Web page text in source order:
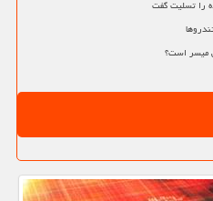
را تسلیت گفت
میسر است؟